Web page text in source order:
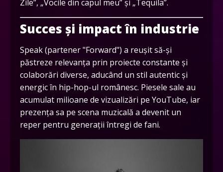
Zile”, „Vocile din capul meu” și „Tequila”.
Succes și impact în industrie
Speak (partener "Forward") a reușit să-și
păstreze relevanța prin proiecte constante și
colaborări diverse, aducând un stil autentic și
energic în hip-hop-ul românesc. Piesele sale au
acumulat milioane de vizualizări pe YouTube, iar
prezența sa pe scena muzicală a devenit un
reper pentru generații întregi de fani.